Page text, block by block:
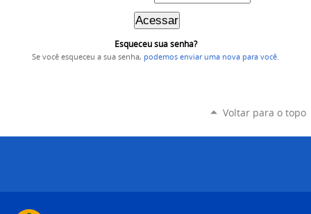
Esqueceu sua senha?
Se você esqueceu a sua senha, podemos enviar uma nova para você
Voltar para o topo